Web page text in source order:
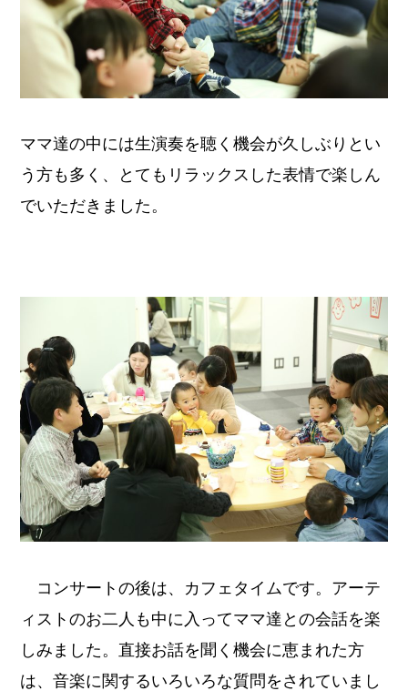
ママ達の中には生演奏を聴く機会が久しぶりとい
う方も多く、とてもリラックスした表情で楽しん
でいただきました。
コンサートの後は、カフェタイムです。アーテ
ィストのお二人も中に入ってママ達との会話を楽
しみました。直接お話を聞く機会に恵まれた方
は、音楽に関するいろいろな質問をされていまし